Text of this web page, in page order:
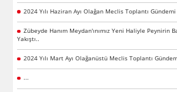
2024 Yılı Haziran Ayı Olağan Meclis Toplantı Gündemi
Zübeyde Hanım Meydan'ınımız Yeni Haliyle Peynirin
Yakıştı..
2024 Yılı Mart Ayı Olağanüstü Meclis Toplantı
...